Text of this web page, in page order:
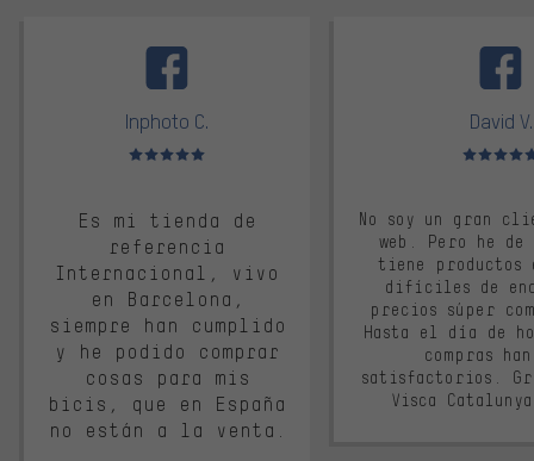
Inphoto C.
Valoración media: 5 de 5
Es mi tienda de
referencia
Internacional, vivo
en Barcelona,
siempre han cumplido
y he podido comprar
cosas para mis
bicis, que en España
no están a la venta.
David V.
Valoración
No soy un gran
web. Pero he
tiene productos
difíciles de
precios súper
Hasta el día de
compras
satisfactorios.
Visca